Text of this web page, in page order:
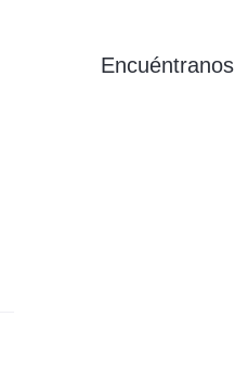
Encuéntranos